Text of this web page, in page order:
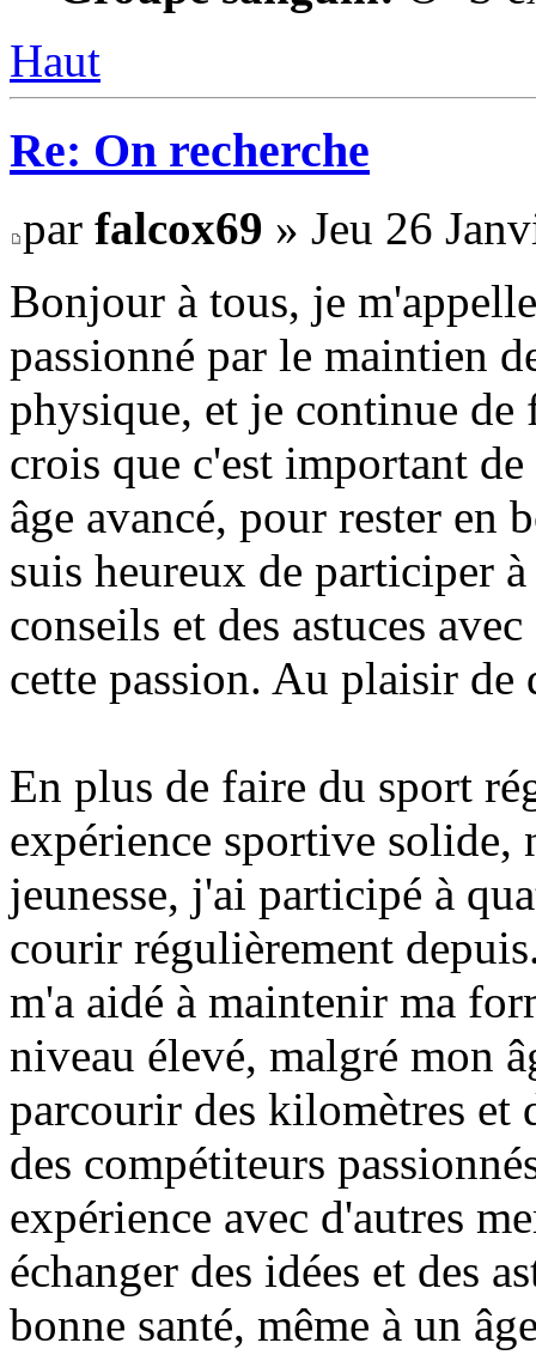
Haut
Re: On recherche
par falcox69 » Jeu 26
Bonjour à tous, je
passionné par le maintien
physique, et je continue de
crois que c'est important
âge avancé, pour rester en
suis heureux de participer
conseils et des astuces
cette passion. Au plaisir de
En plus de faire du sport
expérience sportive solide,
jeunesse, j'ai participé à
courir régulièrement
m'a aidé à maintenir ma
niveau élevé, malgré mon
parcourir des kilomètres et
des compétiteurs
expérience avec d'autres
échanger des idées et des
bonne santé, même à un